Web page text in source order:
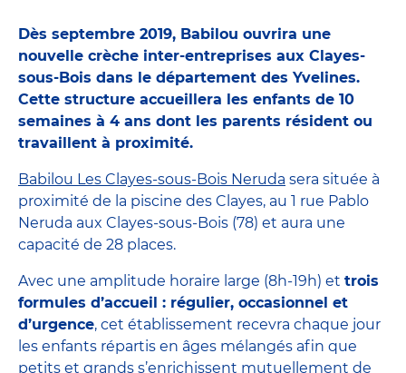
Dès septembre 2019, Babilou ouvrira une
nouvelle crèche inter-entreprises aux Clayes-
sous-Bois dans le département des Yvelines.
Cette structure accueillera les enfants de 10
semaines à 4 ans dont les parents résident ou
travaillent à proximité.
Babilou Les Clayes-sous-Bois Neruda sera située à
proximité de la piscine des Clayes, au 1 rue Pablo
Neruda aux Clayes-sous-Bois (78) et aura une
capacité de 28 places.
Avec une amplitude horaire large (8h-19h) et trois
formules d’accueil : régulier, occasionnel et
d’urgence, cet établissement recevra chaque jour
les enfants répartis en âges mélangés afin que
petits et grands s’enrichissent mutuellement de